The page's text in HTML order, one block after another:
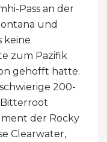
Pass an der
und
keine
zum Pazifik
gehofft hatte.
200-
der Rocky
Clearwater,